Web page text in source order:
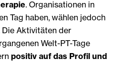
. Organisationen in
Tag haben, wählen jedoch
Die Aktivitäten der
Welt-PT-Tage
positiv auf das Profil und